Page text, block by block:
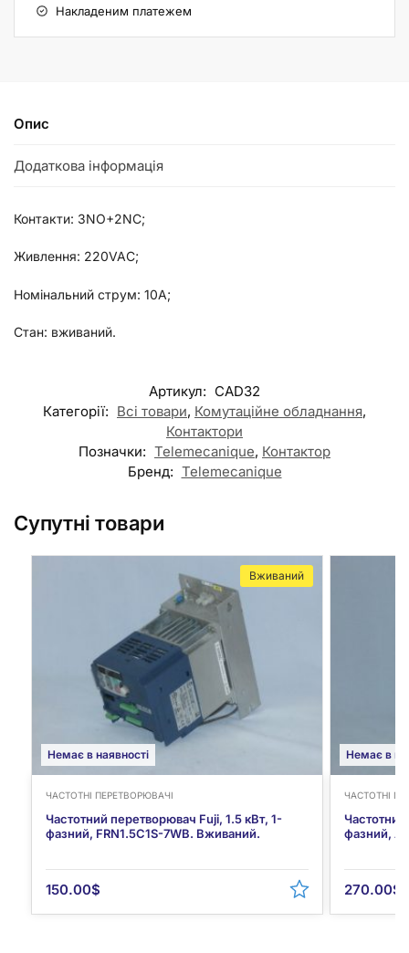
Накладеним платежем
Опис
Додаткова інформація
Контакти: 3NO+2NC;
Живлення: 220VAC;
Номінальний струм: 10А;
Стан: вживаний.
Артикул: CAD32
Категорії: Всі товари, Комутаційне обладнання,
Контактори
Позначки: Telemecanique, Контактор
Бренд: Telemecanique
Супутні товари
Немає в наявності
Вживаний
ЧАСТОТНІ ПЕРЕТВОРЮВАЧІ
Частотний перетворювач Fuji, 1.5 кВт, 1-
фазний, FRN1.5C1S-7WB. Вживаний.
150.00$
Немає в
ЧАСТОТНІ
фазний,
270.00$